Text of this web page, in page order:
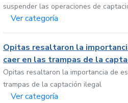
suspender las operaciones de
Ver categoría
Opitas resaltaron la
caer en las trampas de la
Opitas resaltaron la importancia de
trampas de la captación ilegal
Ver categoría